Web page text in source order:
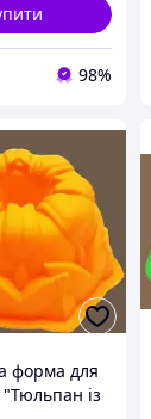
98%
форма для
із